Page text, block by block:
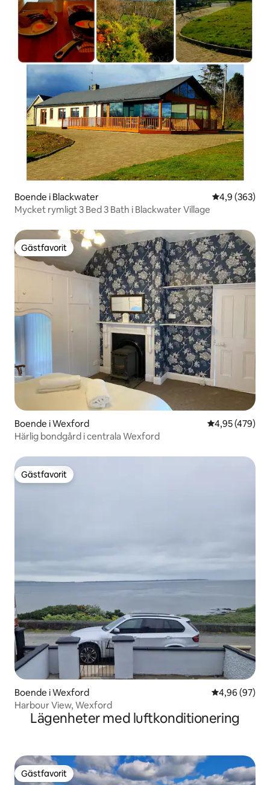
Boende i Blackwater 4,9 av 5 i
4,9 (363)
Mycket rymligt 3 Bed 3 Bath i Blackwater Village
Gästfavorit
Gästfavorit
Boende i Wexford 4,95 av 5 i
4,95 (479)
Härlig bondgård i centrala Wexford
Gästfavorit
Gästfavorit
Boende i Wexford 4,96 av 5 i
4,96 (97)
Harbour View, Wexford
Lägenheter med luftkonditionering
Gästfavorit
Gästfavorit